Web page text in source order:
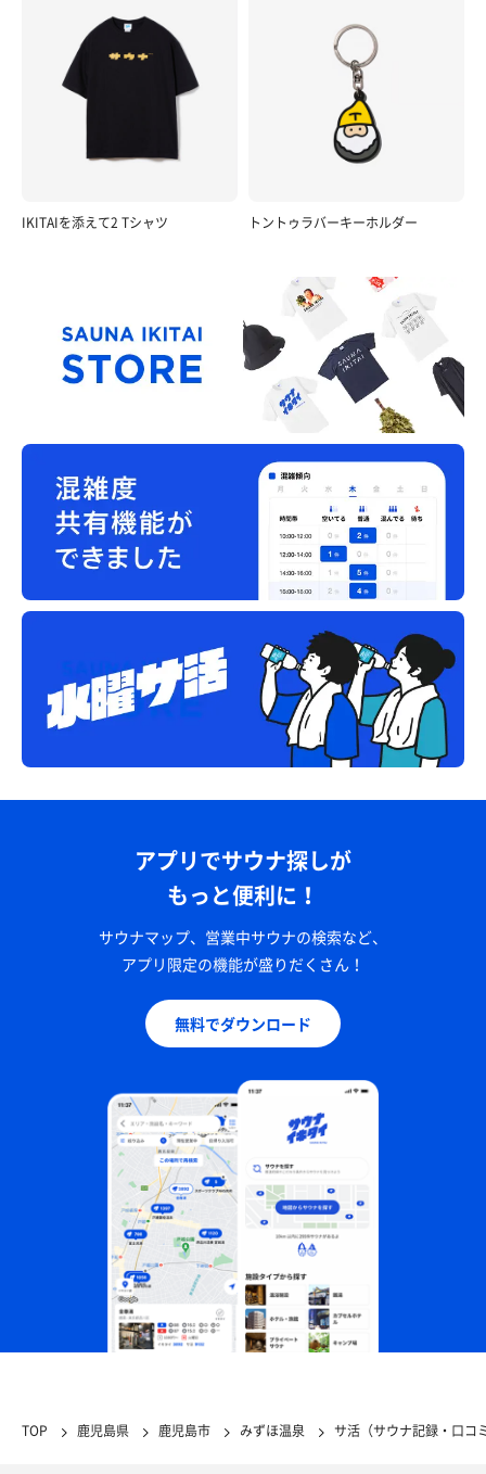
IKITAIを添えて2 Tシャツ トントゥラバーキーホルダー
アプリでサウナ探しが
もっと便利に！
サウナマップ、営業中サウナの検索など、
アプリ限定の機能が盛りだくさん！
無料でダウンロード
TOP 鹿児島県 鹿児島市 みずほ温泉 サ活（サウナ記録・口コ